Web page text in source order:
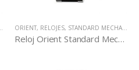
ORIENT, RELOJES, STANDARD MECHANICAL
Reloj Orient Standard Mechanical AC05002D